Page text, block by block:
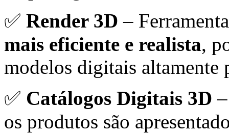
✅ Render 3D –
mais eficiente e realista,
modelos digitais altamente
✅ Catálogos Digitais 3D
os produtos são